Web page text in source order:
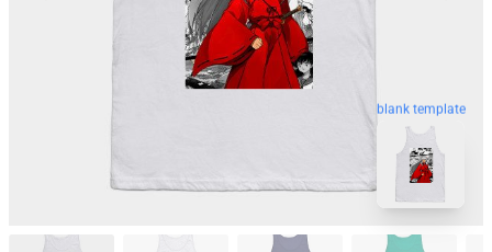
blank template